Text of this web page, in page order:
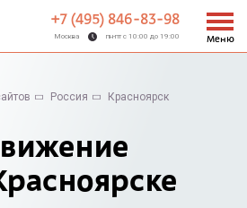
+7 (495) 846-83-98
Москва пн-пт с 10:00 до 19:00 Меню
Россия Красноярск